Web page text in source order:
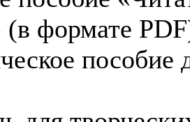
(в формате
пособие